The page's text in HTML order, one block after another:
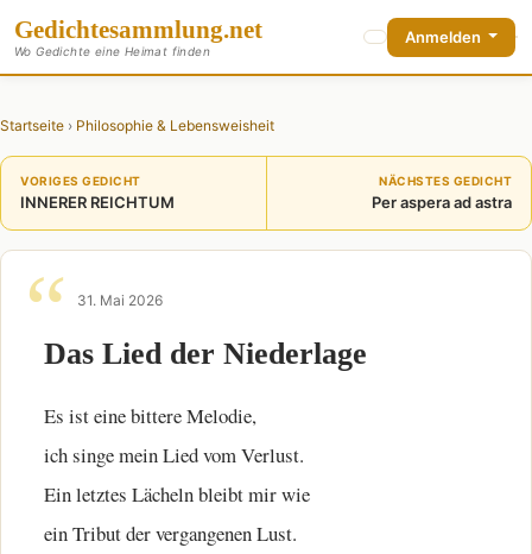
Gedichtesammlung.net
Wo Gedichte eine Heimat finden
Anmelden
Startseite › Philosophie & Lebensweisheit
VORIGES GEDICHT
INNERER REICHTUM
NÄCHSTES GEDICHT
Per aspera ad astra
31. Mai 2026
Das Lied der Niederlage
Es ist eine bittere Melodie,
ich singe mein Lied vom Verlust.
Ein letztes Lächeln bleibt mir wie
ein Tribut der vergangenen Lust.